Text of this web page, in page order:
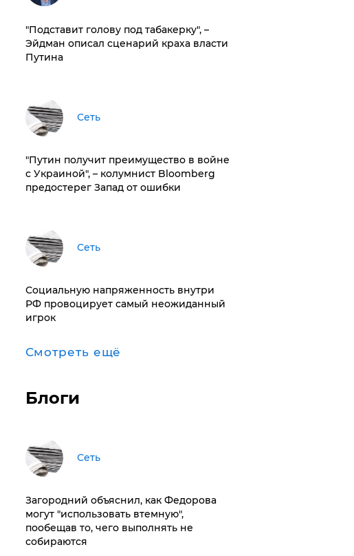
​"Подставит голову под табакерку", –
Эйдман описал сценарий краха власти
Путина
Сеть
"Путин получит преимущество в войне
с Украиной", – колумнист Bloomberg
предостерег Запад от ошибки
Сеть
Социальную напряженность внутри
РФ провоцирует самый неожиданный
игрок
Смотреть ещё
Блоги
Сеть
Загородний объяснил, как Федорова
могут "использовать втемную",
пообещав то, чего выполнять не
собираются